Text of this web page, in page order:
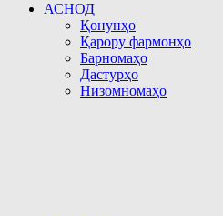
АСНОД
Қонунҳо
Қарору фармонҳо
Барномаҳо
Дастурҳо
Низомномаҳо